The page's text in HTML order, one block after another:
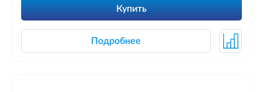
Купить
Подробнее